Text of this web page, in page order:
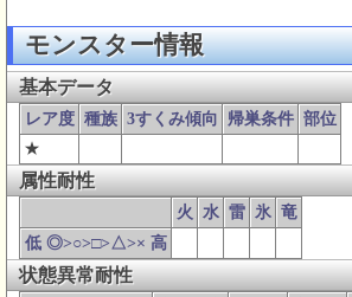
モンスター情報
基本データ
レア度 種族 3すくみ傾向 帰巣条件 部位
★
属性耐性
火 水 雷 氷 竜
低 ◎>○>□>△>× 高
状態異常耐性